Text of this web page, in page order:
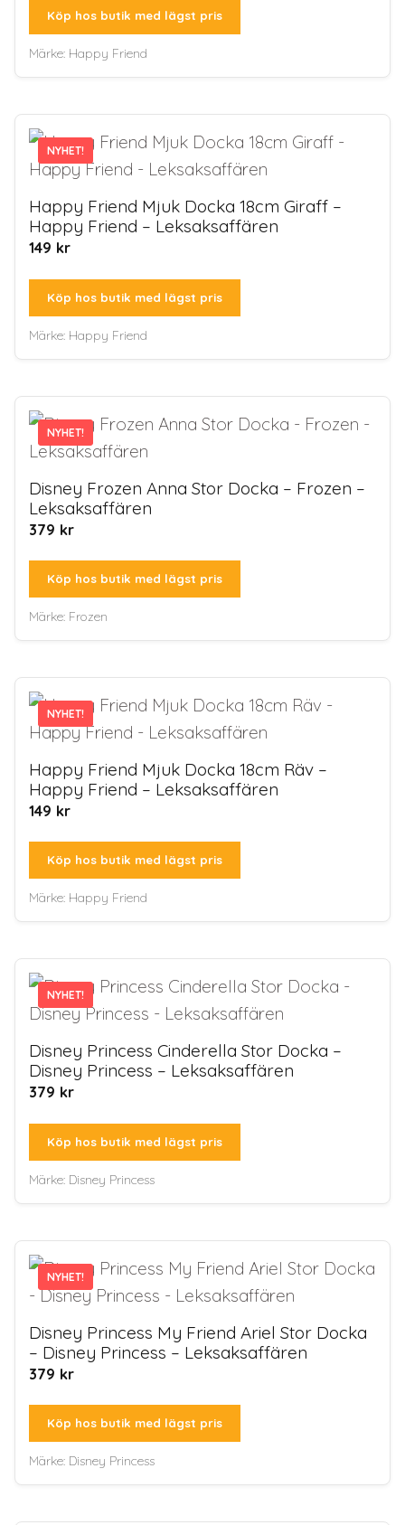
Köp hos butik med lägst pris
Märke: Happy Friend
NYHET!
NYHET!
Happy Friend Mjuk Docka 18cm Giraff –
Happy Friend – Leksaksaffären
149 kr
Köp hos butik med lägst pris
Märke: Happy Friend
NYHET!
NYHET!
Disney Frozen Anna Stor Docka – Frozen –
Leksaksaffären
379 kr
Köp hos butik med lägst pris
Märke: Frozen
NYHET!
NYHET!
Happy Friend Mjuk Docka 18cm Räv –
Happy Friend – Leksaksaffären
149 kr
Köp hos butik med lägst pris
Märke: Happy Friend
NYHET!
NYHET!
Disney Princess Cinderella Stor Docka –
Disney Princess – Leksaksaffären
379 kr
Köp hos butik med lägst pris
Märke: Disney Princess
NYHET!
NYHET!
Disney Princess My Friend Ariel Stor Docka
– Disney Princess – Leksaksaffären
379 kr
Köp hos butik med lägst pris
Märke: Disney Princess
Kassa